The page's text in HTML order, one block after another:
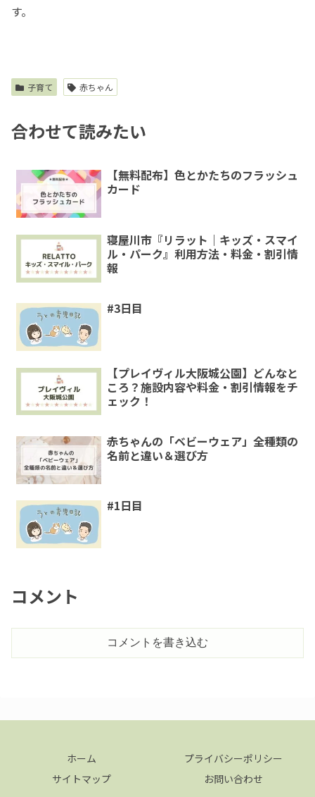
す。
子育て 赤ちゃん
合わせて読みたい
【無料配布】色とかたちのフラッシュ
カード
寝屋川市『リラット｜キッズ・スマイ
ル・パーク』利用方法・料金・割引情
報
#3日目
【プレイヴィル大阪城公園】どんなと
ころ？施設内容や料金・割引情報をチ
ェック！
赤ちゃんの「ベビーウェア」全種類の
名前と違い＆選び方
#1日目
コメント
コメントを書き込む
ホーム
プライバシーポリシー
サイトマップ
お問い合わせ